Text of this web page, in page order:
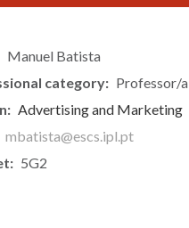
Manuel Batista
category: Professor/
Advertising and Marketing
mbatista@escs.ipl.pt
5G2